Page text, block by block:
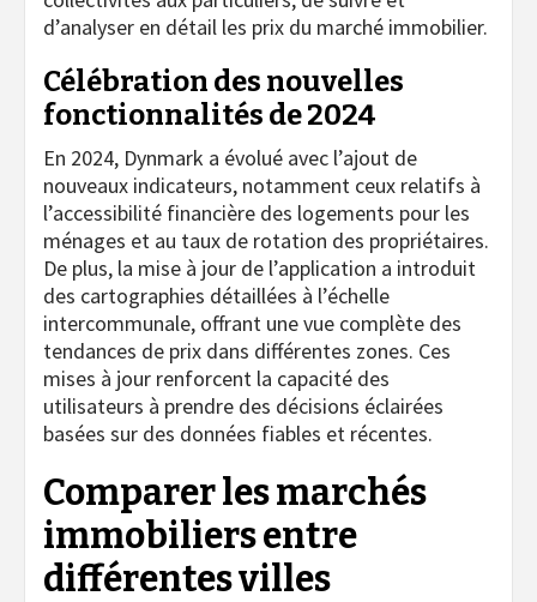
d’analyser en détail les prix du marché immobilier.
Célébration des nouvelles
fonctionnalités de 2024
En 2024, Dynmark a évolué avec l’ajout de
nouveaux indicateurs, notamment ceux relatifs à
l’accessibilité financière des logements pour les
ménages et au taux de rotation des propriétaires.
De plus, la mise à jour de l’application a introduit
des cartographies détaillées à l’échelle
intercommunale, offrant une vue complète des
tendances de prix dans différentes zones. Ces
mises à jour renforcent la capacité des
utilisateurs à prendre des décisions éclairées
basées sur des données fiables et récentes.
Comparer les marchés
immobiliers entre
différentes villes